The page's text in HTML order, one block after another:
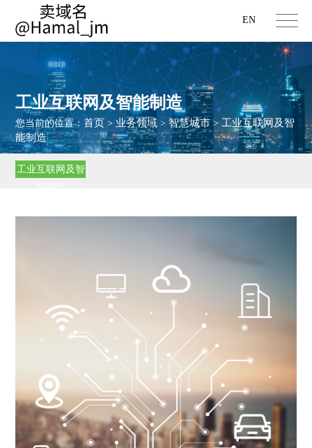
EN
工业互联网及智能制造
您当前的位置：首页>业务领域 >智慧城市>工业互联网及智
能制造
工业互联网及智